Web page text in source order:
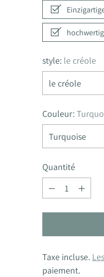
style: le créole
Couleur:
Quantité
Quantité
Taxe incluse.
paiement.